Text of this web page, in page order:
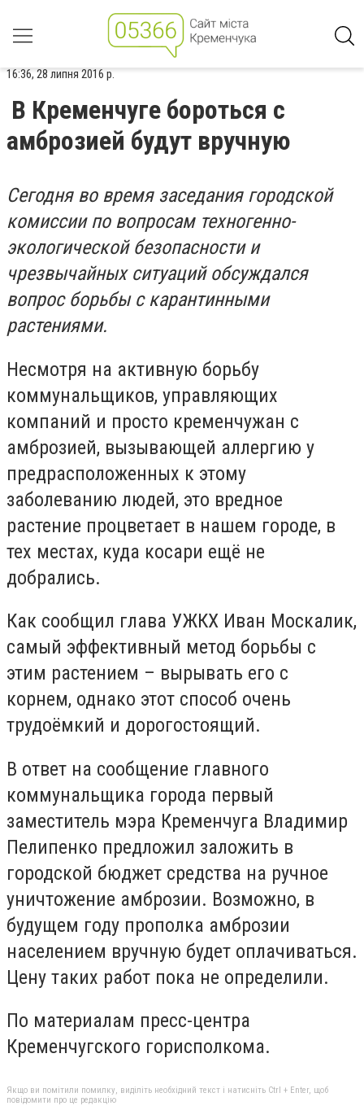
16:36, 28 липня 2016 р.
В Кременчуге бороться с
амброзией будут вручную
Сегодня во время заседания городской
комиссии по вопросам техногенно-
экологической безопасности и
чрезвычайных ситуаций обсуждался
вопрос борьбы с карантинными
растениями.
Несмотря на активную борьбу
коммунальщиков, управляющих
компаний и просто кременчужан с
амброзией, вызывающей аллергию у
предрасположенных к этому
заболеванию людей, это вредное
растение процветает в нашем городе, в
тех местах, куда косари ещё не
добрались.
Как сообщил глава УЖКХ Иван Москалик,
самый эффективный метод борьбы с
этим растением – вырывать его с
корнем, однако этот способ очень
трудоёмкий и дорогостоящий.
В ответ на сообщение главного
коммунальщика города первый
заместитель мэра Кременчуга Владимир
Пелипенко предложил заложить в
городской бюджет средства на ручное
уничтожение амброзии. Возможно, в
будущем году прополка амброзии
населением вручную будет оплачиваться.
Цену таких работ пока не определили.
По материалам пресс-центра
Кременчугского горисполкома.
Якщо ви помітили помилку, виділіть необхідний текст і натисніть Ctrl + Enter, щоб
повідомити про це редакцію